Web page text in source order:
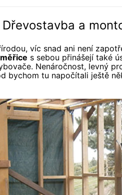
Dřevostavba a
víc snad ani není
s sebou přinášejí také
Nenáročnost, levný
bychom tu napočítali ještě